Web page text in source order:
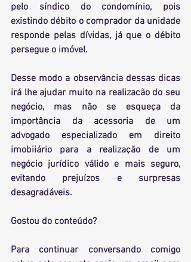
pelo síndico do condomínio, pois
existindo débito o comprador da unidade
responde pelas dívidas, já que o débito
persegue o imóvel.
Desse modo a observância dessas dicas
irá lhe ajudar muito na realizacão do seu
negócio, mas não se esqueça da
importância da acessoria de um
advogado especializado em direito
imobiiário para a realização de um
negócio jurídico válido e mais seguro,
evitando prejuízos e surpresas
desagradáveis.
Gostou do conteúdo?
Para continuar conversando comigo